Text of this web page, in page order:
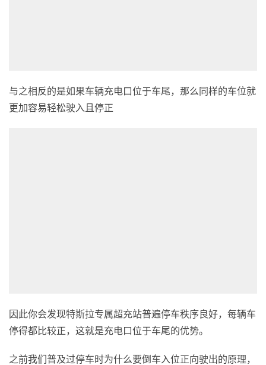
与之相反的是如果车辆充电口位于车尾，那么同样的车位就
更加容易轻松驶入且停正
因此你会发现特斯拉专属超充站普遍停车秩序良好，每辆车
停得都比较正，这就是充电口位于车尾的优势。
之前我们普及过停车时为什么要倒车入位正向驶出的原理，